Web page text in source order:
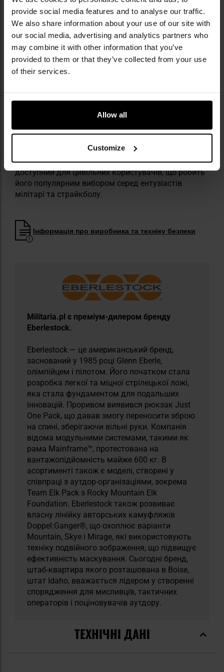
provide social media features and to analyse our traffic.
We also share information about your use of our site with
our social media, advertising and analytics partners who
may combine it with other information that you’ve
provided to them or that they’ve collected from your use
of their services.
Allow all
Customize
що утворюють градієнтні переходи між відтінками
зеленого, коричневого та бежевого. Завдяки
цьому він динамічно пристосовується до фону,
приймаючи відтінки зеленого в лісових районах
або коричневого і бежевого в пустельних районах -
в середовищі Центральної та Східної Європи він
особливо добре працює в осінній період і серед
всьому світі і використовується численними
У 2010 році камуфляж був офіційно прийнятий
американськими збройними силами як зразок
Афганістані, замінивши попередній Universal
Camouflage Pattern (UCP). Цей зразок також
доступний для цивільних користувачів, що робить
його популярним вибором серед ентузіастів
мілітарі та страйкболу.
Інформація про виробника та техніку безпеки
Militaria.pl є преміум-дилером бренду
Eberlestock.
Eberlestock — це американський бренд,
заснований у 1985 році Glenn Eberle,
олімпійцем і пілотом. Його початком стала
розробка легкої та міцної стрілецької ложі,
яка стала фундаментом для подальших
інновацій. Проривом виявився рюкзак Just
One Pack, що давав змогу переносити зброю
на спині, зберігаючи вільні руки. Компанія
відома модульними системами, такими як
рама Mainframe™, протестована на
вантажопідйомність майже 600 кг. В
асортименті також є моделі, створені у
співпраці з аутдор-організаціями, зокрема
Team Elk Pack з Rocky Mountain Elk
Foundation. Eberlestock також розвиває
власну лінійку авторських камуфляжів
Doppel:Ganger®, що охоплює варіанти
Mountain, Skye і Mirage, які використовують
техніку подвійного зображення, що підвищує
ефективність маскування. Сьогодні бренд,
штаб-квартира якого розташована в Boise,
штат Idaho, вважається лідером у створенні
спорядження для мисливців, тактичних
операторів і поціновувачів аутдору.
ТЕХНІЧНІ ДАНІ